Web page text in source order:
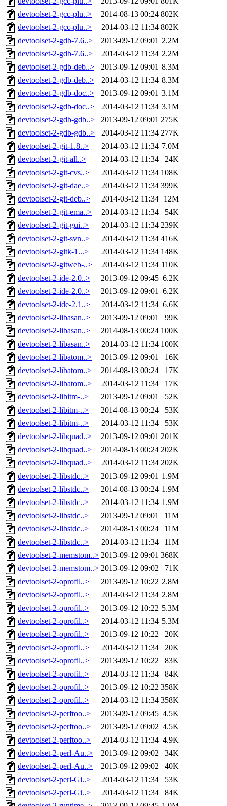
devtoolset-2-gcc-plu..>
2014-08-13 00:24 802K
devtoolset-2-gcc-plu..>
2014-03-12 11:34 802K
devtoolset-2-gdb-7.6..>
2013-09-12 09:01 2.2M
devtoolset-2-gdb-7.6..>
2014-03-12 11:34 2.2M
devtoolset-2-gdb-deb..>
2013-09-12 09:01 8.3M
devtoolset-2-gdb-deb..>
2014-03-12 11:34 8.3M
devtoolset-2-gdb-doc..>
2013-09-12 09:01 3.1M
devtoolset-2-gdb-doc..>
2014-03-12 11:34 3.1M
devtoolset-2-gdb-gdb..>
2013-09-12 09:01 275K
devtoolset-2-gdb-gdb..>
2014-03-12 11:34 277K
devtoolset-2-git-1.8..>
2014-03-12 11:34 7.0M
devtoolset-2-git-all..>
2014-03-12 11:34
24K
devtoolset-2-git-cvs..>
2014-03-12 11:34 108K
devtoolset-2-git-dae..>
2014-03-12 11:34 399K
devtoolset-2-git-deb..>
2014-03-12 11:34
12M
devtoolset-2-git-ema..>
2014-03-12 11:34
54K
devtoolset-2-git-gui..>
2014-03-12 11:34 239K
devtoolset-2-git-svn..>
2014-03-12 11:34 416K
devtoolset-2-gitk-1...>
2014-03-12 11:34 148K
devtoolset-2-gitweb-..>
2014-03-12 11:34 110K
devtoolset-2-ide-2.0..>
2013-09-12 09:45 6.2K
devtoolset-2-ide-2.0..>
2013-09-12 09:01 6.2K
devtoolset-2-ide-2.1..>
2014-03-12 11:34 6.6K
devtoolset-2-libasan..>
2013-09-12 09:01
99K
devtoolset-2-libasan..>
2014-08-13 00:24 100K
devtoolset-2-libasan..>
2014-03-12 11:34 100K
devtoolset-2-libatom..>
2013-09-12 09:01
16K
devtoolset-2-libatom..>
2014-08-13 00:24
17K
devtoolset-2-libatom..>
2014-03-12 11:34
17K
devtoolset-2-libitm-..>
2013-09-12 09:01
52K
devtoolset-2-libitm-..>
2014-08-13 00:24
53K
devtoolset-2-libitm-..>
2014-03-12 11:34
53K
devtoolset-2-libquad..>
2013-09-12 09:01 201K
devtoolset-2-libquad..>
2014-08-13 00:24 202K
devtoolset-2-libquad..>
2014-03-12 11:34 202K
devtoolset-2-libstdc..>
2013-09-12 09:01 1.9M
devtoolset-2-libstdc..>
2014-08-13 00:24 1.9M
devtoolset-2-libstdc..>
2014-03-12 11:34 1.9M
devtoolset-2-libstdc..>
2013-09-12 09:01
11M
devtoolset-2-libstdc..>
2014-08-13 00:24
11M
devtoolset-2-libstdc..>
2014-03-12 11:34
11M
devtoolset-2-memstom..> 2013-09-12 09:01 368K
devtoolset-2-memstom..> 2013-09-12 09:02
71K
devtoolset-2-oprofil..>
2013-09-12 10:22 2.8M
devtoolset-2-oprofil..>
2014-03-12 11:34 2.8M
devtoolset-2-oprofil..>
2013-09-12 10:22 5.3M
devtoolset-2-oprofil..>
2014-03-12 11:34 5.3M
devtoolset-2-oprofil..>
2013-09-12 10:22
20K
devtoolset-2-oprofil..>
2014-03-12 11:34
20K
devtoolset-2-oprofil..>
2013-09-12 10:22
83K
devtoolset-2-oprofil..>
2014-03-12 11:34
84K
devtoolset-2-oprofil..>
2013-09-12 10:22 358K
devtoolset-2-oprofil..>
2014-03-12 11:34 358K
devtoolset-2-perftoo..>
2013-09-12 09:45 4.5K
devtoolset-2-perftoo..>
2013-09-12 09:02 4.5K
devtoolset-2-perftoo..>
2014-03-12 11:34 4.9K
devtoolset-2-perl-Au..>
2013-09-12 09:02
34K
devtoolset-2-perl-Au..>
2013-09-12 09:02
40K
devtoolset-2-perl-Gi..>
2014-03-12 11:34
53K
devtoolset-2-perl-Gi..>
2014-03-12 11:34
84K